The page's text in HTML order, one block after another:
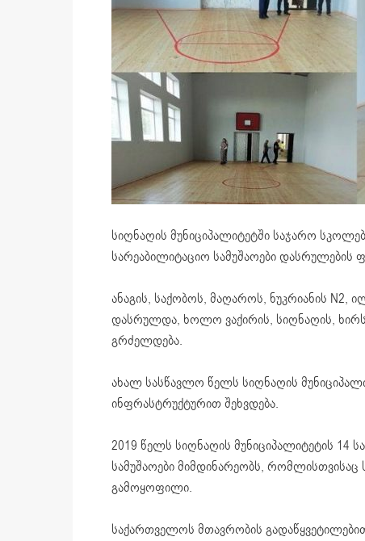
სიღნაღის მუნიციპალიტეტში საჯარო
სარეაბილიტაციო სამუშაოები დასრულების
ანაგის, საქობოს, მაღაროს, ნუკრიანის N2,
დასრულდა, ხოლო ვაქირის, სიღნაღის,
გრძელდება.
ახალ სასწავლო წელს სიღნაღის
ინფრასტრუქტურით შეხვდება.
2019 წელს სიღნაღის მუნიციპალიტეტის 14
სამუშაოები მიმდინარეობს,
გამოყოფილი.
საქართველოს მთავრობის